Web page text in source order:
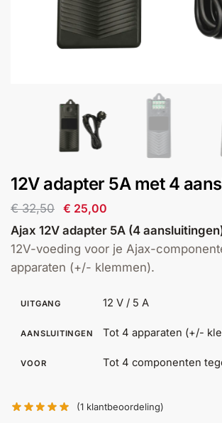
installatie
Intercom
Inbraakbeveiliging
Merken
Help &
12V adapter 5A met 4
€32,50 € 25,00
Ajax 12V adapter 5A (4
12V-voeding voor je Ajax-
apparaten (+/- klemmen).
UITGANG 12 V / 5 A
AANSLUITINGEN Tot 4 apparaten (+/-
VOOR Tot 4 componenten
(1 klantbeoordeling)